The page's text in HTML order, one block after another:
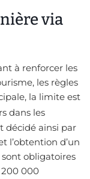
via
à renforcer les
les règles
la limite est
dans les
décidé ainsi par
l’obtention d’un
sont obligatoires
000